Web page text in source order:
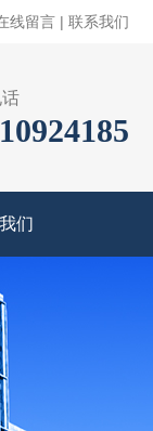
线留言 | 联系我们
们